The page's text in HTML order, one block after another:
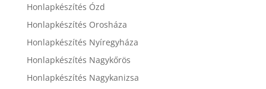
Honlapkészítés Ózd
Honlapkészítés Orosháza
Honlapkészítés Nyíregyháza
Honlapkészítés Nagykőrös
Honlapkészítés Nagykanizsa